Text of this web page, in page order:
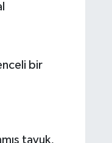
bir
tavuk,